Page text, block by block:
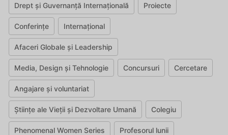
Drept și Guvernanță Internațională Proiecte
Conferințe Internațional
Afaceri Globale și Leadership
Media, Design și Tehnologie Concursuri Cercetare
Angajare și voluntariat
Științe ale Vieții și Dezvoltare Umană Colegiu
Phenomenal Women Series Profesorul lunii